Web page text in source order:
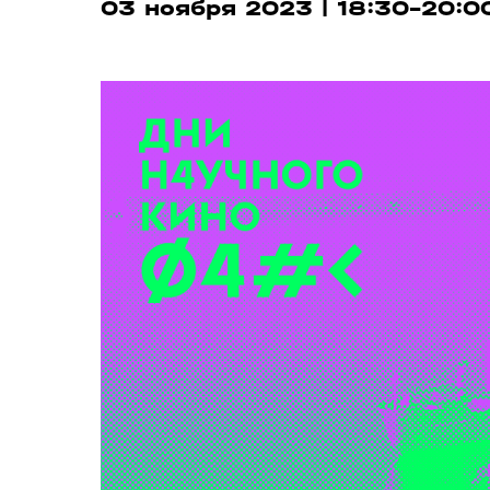
03 ноября 2023 | 18:30-